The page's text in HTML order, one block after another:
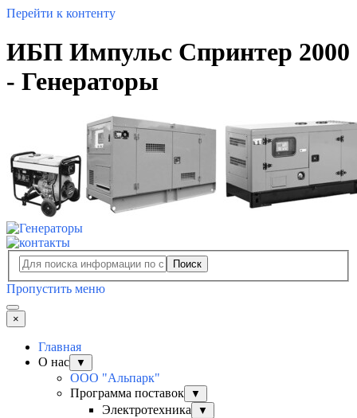
Перейти к контенту
ИБП Импульс Спринтер 2000
- Генераторы
Поиск
Пропустить меню
×
Главная
О нас
▼
ООО "Альпарк"
Программа поставок
▼
Электротехника ▼